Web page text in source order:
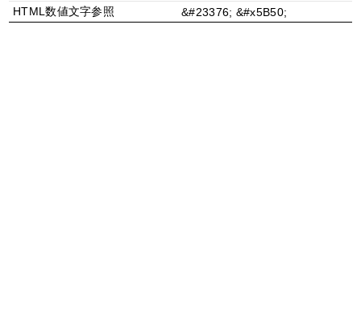
HTML数値文字参照
&#23376; &#x5B50;